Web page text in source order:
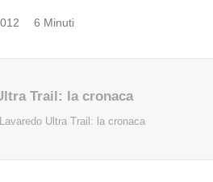
6 Minuti
Trail: la cronaca
Lavaredo Ultra Trail: la cronaca